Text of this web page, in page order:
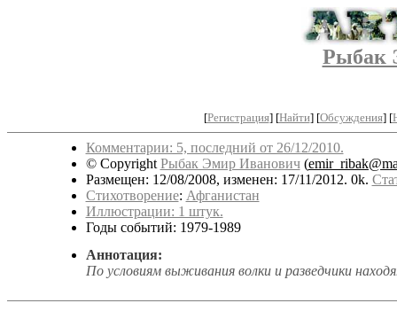
Рыбак
[Регистрация] [Найти] [Обсуждения] [
Комментарии: 5, последний от 26/12/2010.
© Copyright Рыбак Эмир Иванович(
Размещен: 12/08/2008, изменен: 17/11/2012. 0k.
Стихотворение: Афганистан
Иллюстрации: 1 штук.
Годы событий: 1979-1989
Аннотация:
По условиям выживания волки и разведчики